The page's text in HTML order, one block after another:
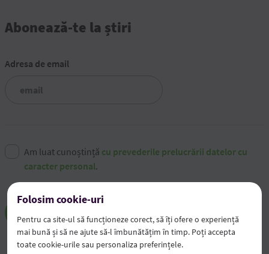
Abonează-te la știri
Adresa de email
Am luat cunoștință cu prevederile prelucrării datelor cu
caracter personal.
Folosim cookie-uri
Pentru ca site-ul să funcționeze corect, să îți ofere o experiență
mai bună și să ne ajute să-l îmbunătățim în timp. Poți accepta
toate cookie-urile sau personaliza preferințele.